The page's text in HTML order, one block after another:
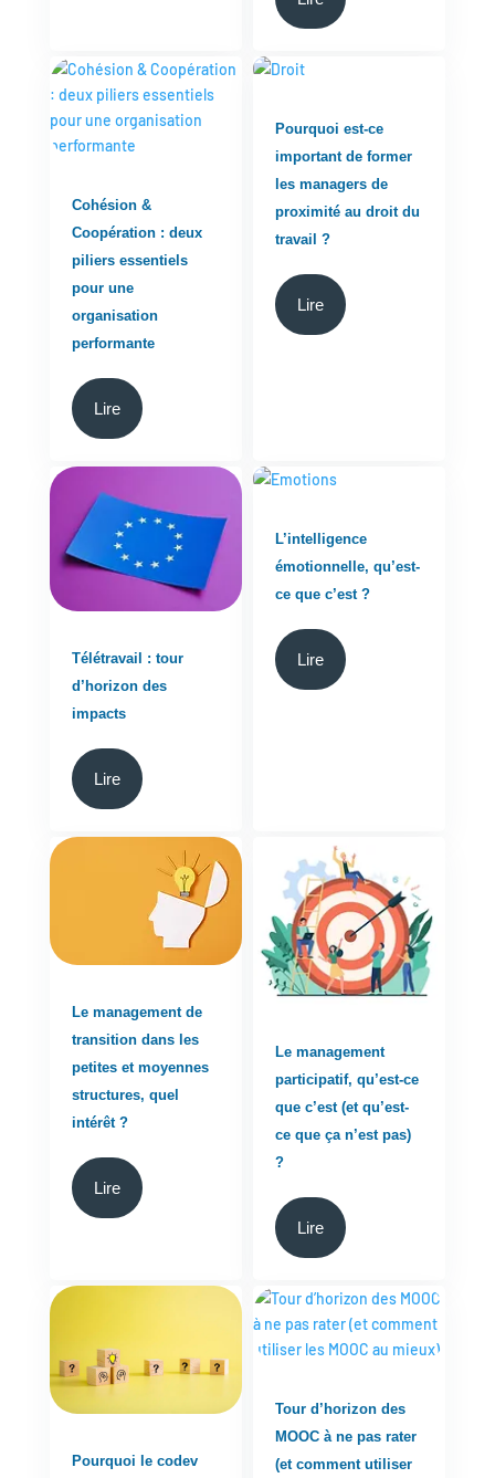
Cohésion &
Coopération : deux
piliers essentiels
pour une
organisation
performante
Lire
Pourquoi est-ce
important de former
les managers de
proximité au droit du
travail ?
Lire
Télétravail : tour
d’horizon des
impacts
Lire
L’intelligence
émotionnelle, qu’est-
ce que c’est ?
Lire
Le management de
transition dans les
petites et moyennes
structures, quel
intérêt ?
Lire
Le management
participatif, qu’est-ce
que c’est (et qu’est-
ce que ça n’est pas)
?
Lire
Pourquoi le codev
Tour d’horizon des
MOOC à ne pas rater
(et comment utiliser